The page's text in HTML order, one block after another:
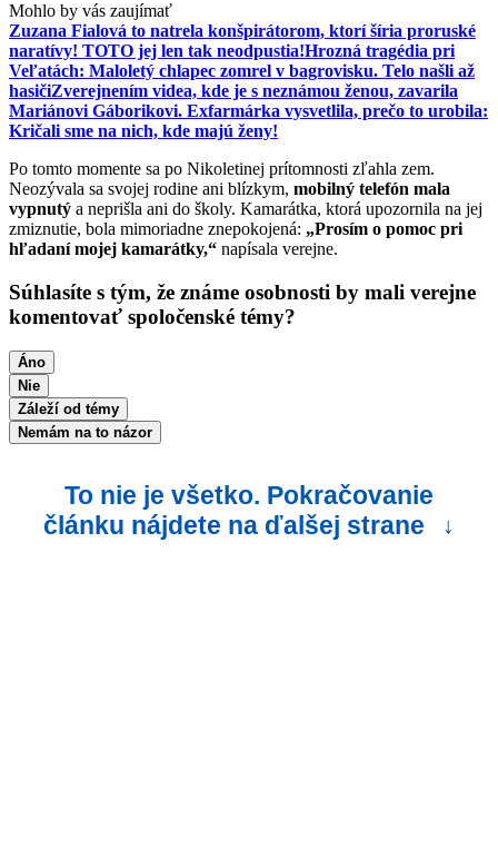
Mohlo by vás zaujímať
Zuzana Fialová to natrela konšpirátorom, ktorí šíria proruské
naratívy! TOTO jej len tak neodpustia!Hrozná tragédia pri
Veľatách: Maloletý chlapec zomrel v bagrovisku. Telo našli až
hasičiZverejnením videa, kde je s neznámou ženou, zavarila
Mariánovi Gáborikovi. Exfarmárka vysvetlila, prečo to urobila:
Kričali sme na nich, kde majú ženy!
Po tomto momente sa po Nikoletinej prítomnosti zľahla zem.
Neozývala sa svojej rodine ani blízkym, mobilný telefón mala
vypnutý a neprišla ani do školy. Kamarátka, ktorá upozornila na jej
zmiznutie, bola mimoriadne znepokojená: „Prosím o pomoc pri
hľadaní mojej kamarátky,“ napísala verejne.
Súhlasíte s tým, že známe osobnosti by mali verejne
komentovať spoločenské témy?
Áno
Nie
Záleží od témy
Nemám na to názor
To nie je všetko. Pokračovanie
článku nájdete na ďalšej strane
↓